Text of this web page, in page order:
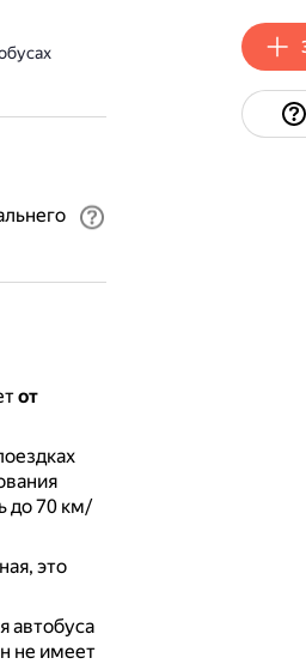
от
до 70 км/
это
автобуса
не имеет